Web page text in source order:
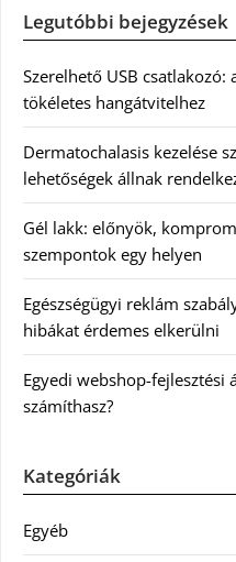
Legutóbbi bejegyzések
Szerelhető USB csatlakozó:
tökéletes hangátvitelhez
Dermatochalasis kezelése
lehetőségek állnak
Gél lakk: előnyök,
szempontok egy helyen
Egészségügyi reklám
hibákat érdemes elkerülni
Egyedi webshop-
számíthasz?
Kategóriák
Egyéb